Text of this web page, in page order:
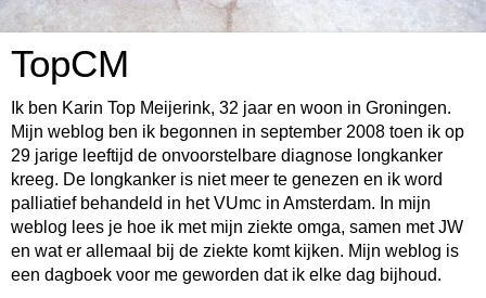
TopCM
Ik ben Karin Top Meijerink, 32 jaar en woon in Groningen.
Mijn weblog ben ik begonnen in september 2008 toen ik op
29 jarige leeftijd de onvoorstelbare diagnose longkanker
kreeg. De longkanker is niet meer te genezen en ik word
palliatief behandeld in het VUmc in Amsterdam. In mijn
weblog lees je hoe ik met mijn ziekte omga, samen met JW
en wat er allemaal bij de ziekte komt kijken. Mijn weblog is
een dagboek voor me geworden dat ik elke dag bijhoud.